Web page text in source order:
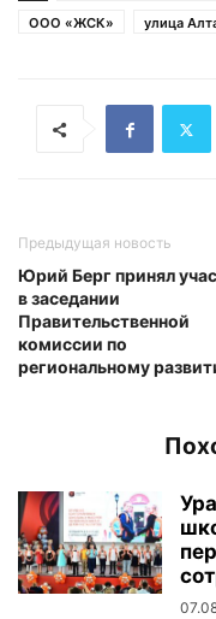
ООО «ЖСК»
улица
Предыдущая новость
Юрий Берг принял
в заседании
Правительственной
комиссии по
региональному